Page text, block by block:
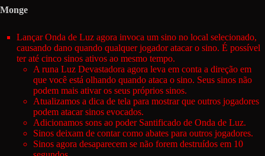
Monge
Lançar Onda de Luz agora invoca um sino no local selecionado,
causando dano quando qualquer jogador atacar o sino. É possível
ter até cinco sinos ativos ao mesmo tempo.
A runa Luz Devastadora agora leva em conta a direção em
que você está olhando quando ataca o sino. Seus sinos não
podem mais ativar os seus próprios sinos.
Atualizamos a dica de tela para mostrar que outros jogadores
podem atacar sinos evocados.
Adicionamos sons ao poder Santificado de Onda de Luz.
Sinos deixam de contar como abates para outros jogadores.
Sinos agora desaparecem se não forem destruídos em 10